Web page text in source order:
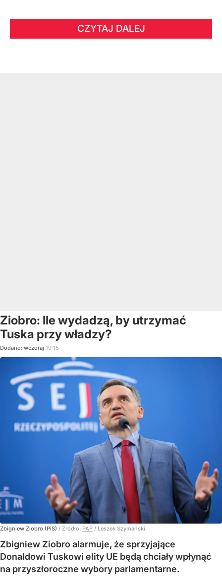
CZYTAJ DALEJ
Ziobro: Ile wydadzą, by utrzymać
Tuska przy władzy?
Dodano: wczoraj 19:15
Zbigniew Ziobro (PiS) / Źródło: PAP / Leszek Szymański
Zbigniew Ziobro alarmuje, że sprzyjające
Donaldowi Tuskowi elity UE będą chciały wpłynąć
na przyszłoroczne wybory parlamentarne.